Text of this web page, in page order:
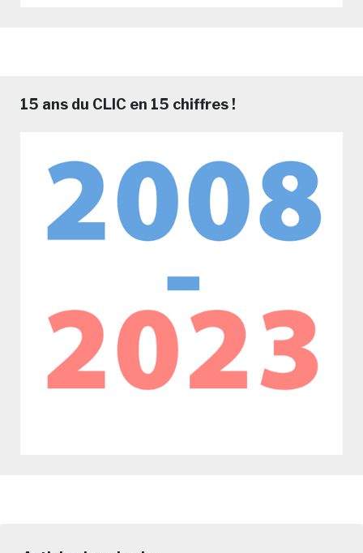
15 ans du CLIC en 15 chiffres !